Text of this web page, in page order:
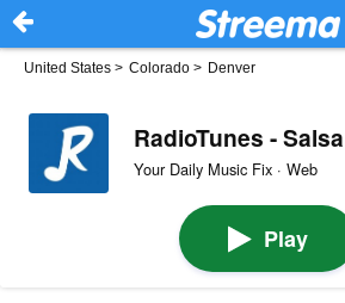
United States > Colorado > Denver
RadioTunes - Salsa
Your Daily Music Fix · Web
Play